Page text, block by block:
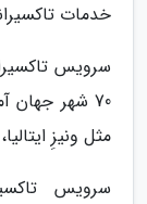
خدمات
70 شهر
مثل ونیزِ